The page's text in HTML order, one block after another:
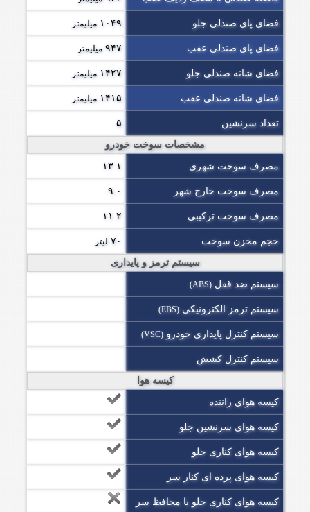
فضای پای صندلی جلو ۱۰۴۹ میلیمتر
فضای پای صندلی عقب ۹۴۷ میلیمتر
فضای شانه صندلی جلو ۱۴۲۷ میلیمتر
فضای شانه صندلی عقب ۱۴۱۵ میلیمتر
تعداد سرنشین ۵
مشخصات سوخت خودرو
مصرف سوخت شهری ۱۳.۱
مصرف سوخت خارج شهر ۹.۰
مصرف سوخت ترکیبی ۱۱.۲
حجم مخزن سوخت ۷۰ لیتر
سیستم ترمز و پایداری
سیستم ضد قفل (ABS)
سیستم ترمز الکترونیکی (EBS)
سیستم کنترل پایداری خودرو (VSC)
سیستم کنترل کشش
کیسه هوا
کیسه هوای راننده
کیسه هوای سرنشین جلو
کیسه هوای کناری جلو
کیسه هوای پرده ای کنار سر
کیسه هوای کناری جلو با محافظ سر